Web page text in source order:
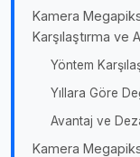
Kamera
Karşılaştırma ve
Yöntem
Yıllara Göre
Avantaj ve
Kamera